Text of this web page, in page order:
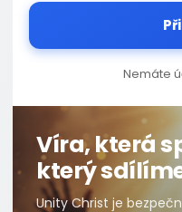
Nemáte
Víra, která
který
Unity Christ je